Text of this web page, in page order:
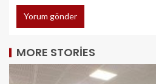
MORE STORIES